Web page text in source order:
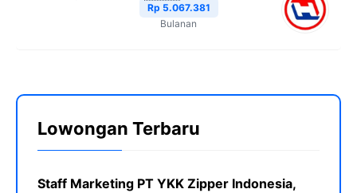
Rp 5.067.381
Bulanan
Lowongan Terbaru
Staff Marketing PT YKK Zipper Indonesia,